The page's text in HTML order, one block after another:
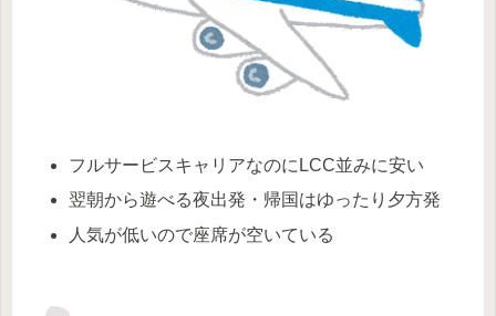
フルサービスキャリアなのにLCC並みに安い
翌朝から遊べる夜出発・帰国はゆったり夕方発
人気が低いので座席が空いている